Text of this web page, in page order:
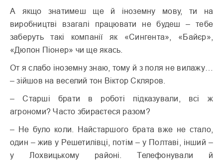
А якщо знатимеш ще й іноземну мову, ти на
виробництві взагалі працювати не будеш – тебе
заберуть такі компанії як «Сингента», «Байєр»,
«Дюпон Піонер» чи ще якась.
От я слабо іноземну знаю, тому й з поля не вилажу…
– зійшов на веселий тон Віктор Скляров.
– Старші брати в роботі підказували, всі ж
агрономи? Часто збираєтеся разом?
– Не було коли. Найстаршого брата вже не стало,
один – жив у Решетилівці, потім – у Полтаві, інший –
у Лохвицькому районі. Телефонували й